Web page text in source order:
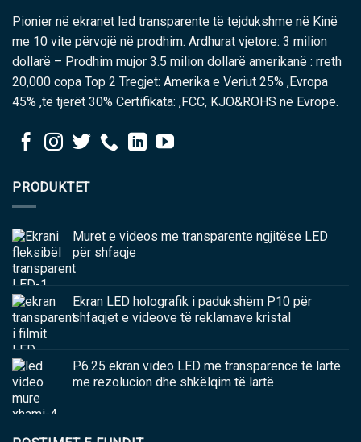
Pionier në ekranet led transparente të tejdukshme në Kinë
me 10 vite përvojë në prodhim. Ardhurat vjetore: 3 milion
dollarë – Prodhim mujor 3.5 milion dollarë amerikanë : rreth
20,000 copa Top 2 Tregjet: Amerika e Veriut 25% ,Evropa
45% ,të tjerët 30% Certifikata: ,FCC, KJO&ROHS në Evropë.
PRODUKTET
Muret e videos me transparente ngjitëse LED
për shfaqje
Ekran LED holografik i padukshëm P10 për
shfaqjet e videove të reklamave kristal
P6.25 ekran video LED me transparencë të lartë
me rezolucion dhe shkëlqim të lartë